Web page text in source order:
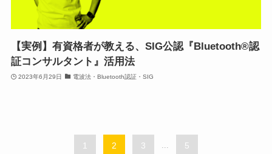
【実例】有資格者が教える、SIG公認『Bluetooth®認
証コンサルタント』活用法
2023年6月29日 電波法・Bluetooth認証・SIG
1 2 3 ... 5